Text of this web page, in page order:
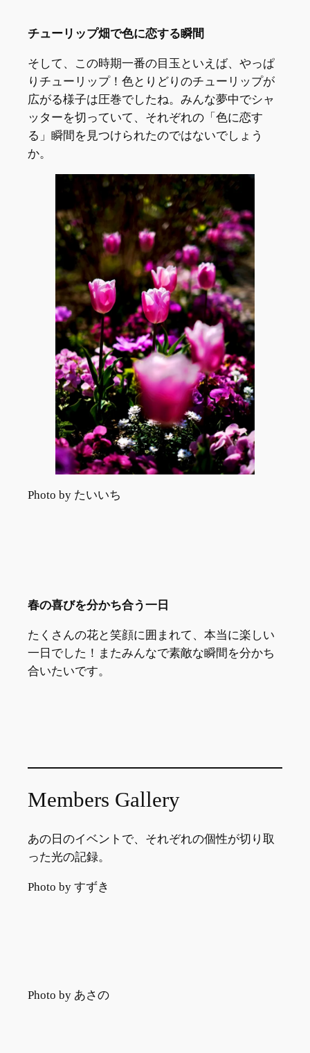
チューリップ畑で色に恋する瞬間
そして、この時期一番の目玉といえば、やっぱ
りチューリップ！色とりどりのチューリップが
広がる様子は圧巻でしたね。みんな夢中でシャ
ッターを切っていて、それぞれの「色に恋す
る」瞬間を見つけられたのではないでしょう
か。
Photo by たいいち
春の喜びを分かち合う一日
たくさんの花と笑顔に囲まれて、本当に楽しい
一日でした！またみんなで素敵な瞬間を分かち
合いたいです。
Members Gallery
あの日のイベントで、それぞれの個性が切り取
った光の記録。
Photo by すずき
Photo by あさの